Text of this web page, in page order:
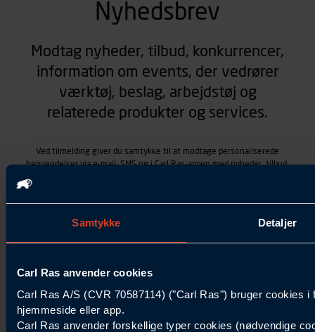
Samtykke Detaljer
Carl Ras anvender cookies
Carl Ras A/S (CVR 70587114) ("Carl Ras") bruger cookies
hjemmeside eller app.
Carl Ras anvender forskellige typer cookies (nødvendige
Nyhedsbrev
Modtag nyheder, tilbud, konkurrencer,
information om events, der vedrører
værktøj, beslag, arbejdstøj og
relaterede produkter og services.
Ved tilmelding giver du samtykke til at modtage personaliserede
henvendelser via e-mail, SMS og i Carl Ras-appen med nyheder, tilbud,
kontaktoplysninger, produkter, du viser interesse for hos Carl Ras
Samtykket betyder også, at Carl Ras A/S som dataansvarlig kan
vorespersondatapolitik